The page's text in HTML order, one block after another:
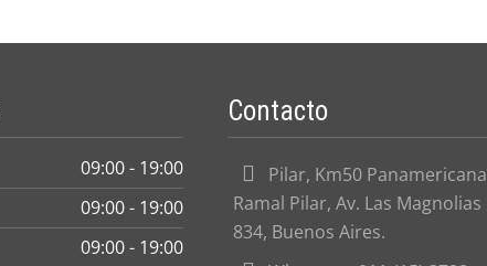
09:00 - 19:00
09:00 - 19:00
09:00 - 19:00
Contacto
Pilar, Km50 Panamericana
Ramal Pilar, Av. Las Magnolias
834, Buenos Aires.